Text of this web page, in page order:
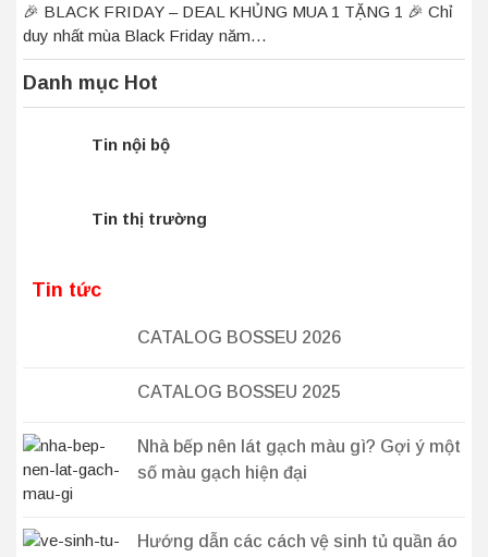
🎉 BLACK FRIDAY – DEAL KHỦNG MUA 1 TẶNG 1 🎉 Chỉ
duy nhất mùa Black Friday năm…
Danh mục Hot
Tin nội bộ
Tin thị trường
Tin tức
CATALOG BOSSEU 2026
CATALOG BOSSEU 2025
Nhà bếp nên lát gạch màu gì? Gợi ý một
số màu gạch hiện đại
Hướng dẫn các cách vệ sinh tủ quần áo